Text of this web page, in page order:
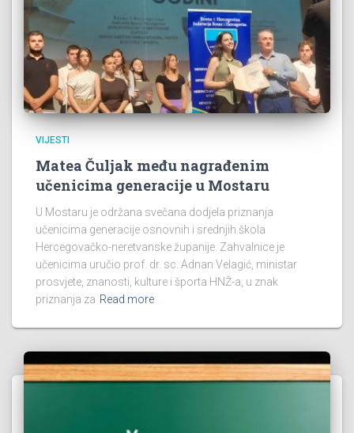
VIJESTI
Matea Čuljak među nagrađenim
učenicima generacije u Mostaru
U Mostaru je održana svečana dodjela priznanja
učenicima generacije osnovnih i srednjih škola
Hercegovačko-neretvanske županije. Zahvalnice je
učenicima uručio prof. dr. sc. Adnan Velagić, ministar
prosvjete, znanosti, kulture i športa HNŽ-a, u znak
priznanja za Read more